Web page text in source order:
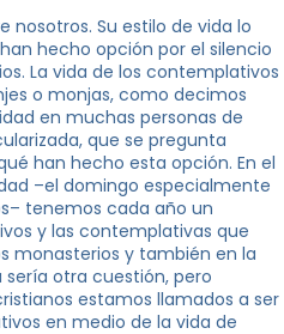
nosotros. Su estilo de vida lo
hecho opción por el silencio
La vida de los contemplativos
o monjas, como decimos
en muchas personas de
que se pregunta
han hecho esta opción. En el
–el domingo especialmente
tenemos cada año un
y las contemplativas que
monasterios y también en la
otra cuestión, pero
estamos llamados a ser
en medio de la vida de